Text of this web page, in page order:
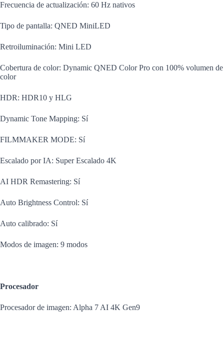
Frecuencia de actualización: 60 Hz nativos
Tipo de pantalla: QNED MiniLED
Retroiluminación: Mini LED
Cobertura de color: Dynamic QNED Color Pro con 100% volumen de
color
HDR: HDR10 y HLG
Dynamic Tone Mapping: Sí
FILMMAKER MODE: Sí
Escalado por IA: Super Escalado 4K
AI HDR Remastering: Sí
Auto Brightness Control: Sí
Auto calibrado: Sí
Modos de imagen: 9 modos
Procesador
Procesador de imagen: Alpha 7 AI 4K Gen9